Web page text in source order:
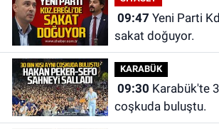
09:47
sakat doğuyor.
KARABÜK
09:30
coşkuda buluştu.